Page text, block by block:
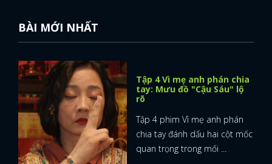
BÀI MỚI NHẤT
Tập 4 Vì mẹ anh phán chia
tay: Mưu đồ "Cậu Sáu" lộ
rõ
Tập 4 phim Vì mẹ anh phán
chia tay đánh dấu hai cột mốc
quan trọng trong mối ...